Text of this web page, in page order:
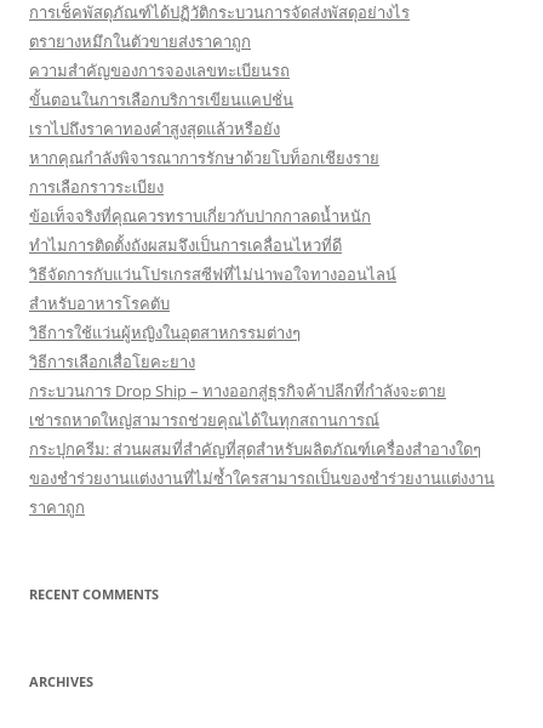
การเช็คพัสดุภัณฑ์ได้ปฏิวัติกระบวนการจัดส่งพัสดุอย่างไร
ตรายางหมึกในตัวขายส่งราคาถูก
ความสำคัญของการจองเลขทะเบียนรถ
ขั้นตอนในการเลือกบริการเขียนแคปชั่น
เราไปถึงราคาทองคำสูงสุดแล้วหรือยัง
หากคุณกำลังพิจารณาการรักษาด้วยโบท็อกเชียงราย
การเลือกราวระเบียง
ข้อเท็จจริงที่คุณควรทราบเกี่ยวกับปากกาลดน้ำหนัก
ทำไมการติดตั้งถังผสมจึงเป็นการเคลื่อนไหวที่ดี
วิธีจัดการกับแว่นโปรเกรสซีฟที่ไม่น่าพอใจทางออนไลน์
สำหรับอาหารโรคตับ
วิธีการใช้แว่นผู้หญิงในอุตสาหกรรมต่างๆ
วิธีการเลือกเสื่อโยคะยาง
กระบวนการ Drop Ship – ทางออกสู่ธุรกิจค้าปลีกที่กำลังจะตาย
เช่ารถหาดใหญ่สามารถช่วยคุณได้ในทุกสถานการณ์
กระปุกครีม: ส่วนผสมที่สำคัญที่สุดสำหรับผลิตภัณฑ์เครื่องสำอางใดๆ
ของชำร่วยงานแต่งงานที่ไม่ซ้ำใครสามารถเป็นของชำร่วยงานแต่งงาน
ราคาถูก
RECENT COMMENTS
ARCHIVES